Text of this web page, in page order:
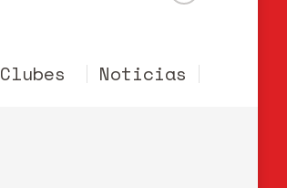
Clubes Noticias